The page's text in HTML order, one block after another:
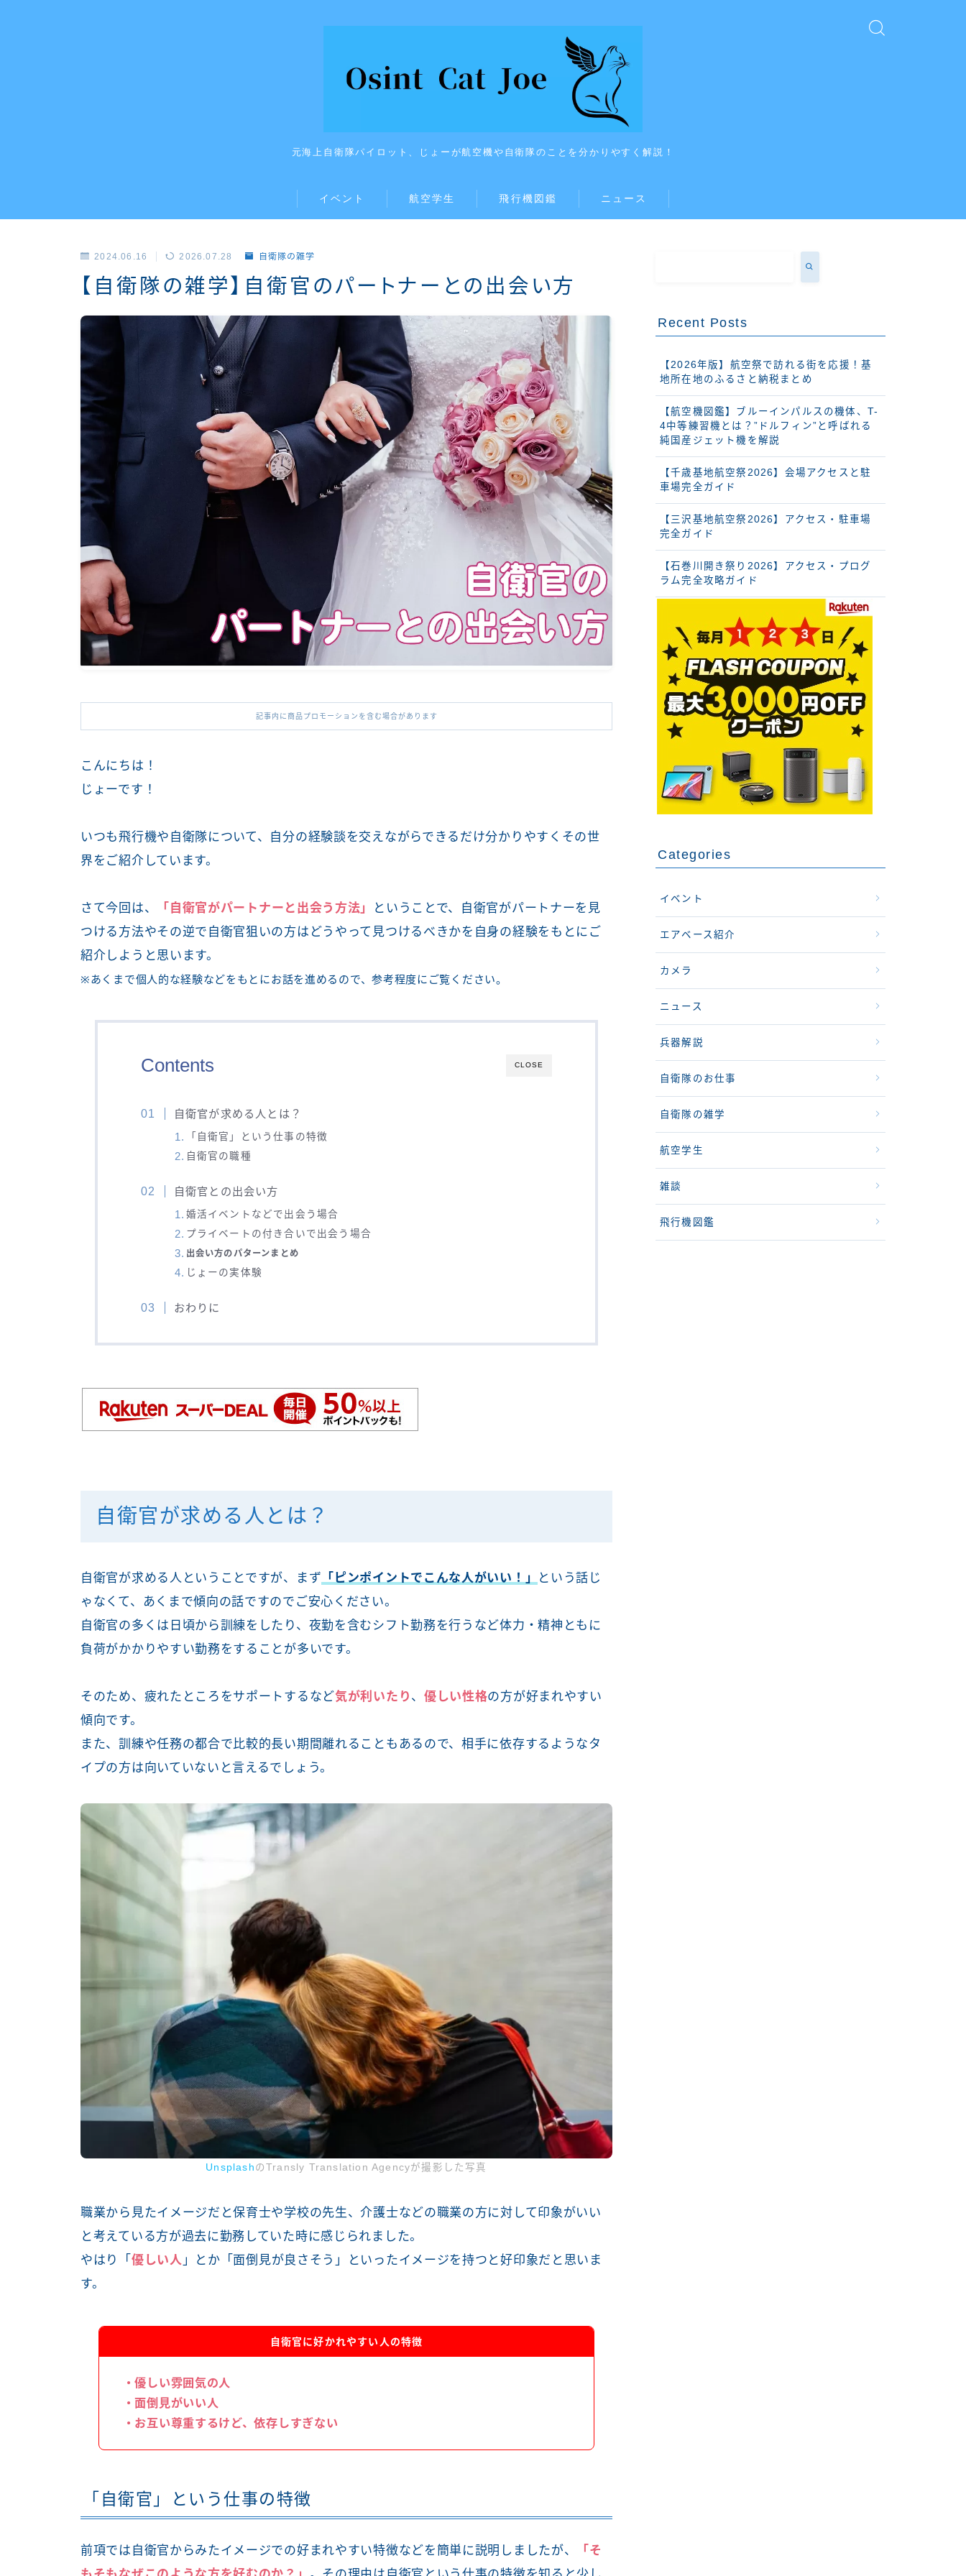
元海上自衛隊パイロット、じょーが航空機や自衛隊のことを分かりやすく解説！
イベント 航空学生 飛行機図鑑 ニュース
2024.06.16 2026.07.28 自衛隊の雑学
【自衛隊の雑学】自衛官のパートナーとの出会い方
記事内に商品プロモーションを含む場合があります
こんにちは！
じょーです！
いつも飛行機や自衛隊について、自分の経験談を交えながらできるだけ分かりやすくその世
界をご紹介しています。
さて今回は、 「自衛官がパートナーと出会う方法」
ということで、自衛官がパートナーを見
つける方法やその逆で自衛官狙いの方はどうやって見つけるべきかを自身の経験をもとにご
紹介しようと思います。
※あくまで個人的な経験などをもとにお話を進めるので、参考程度にご覧ください。
CLOSE
Contents
自衛官が求める人とは？
「自衛官」という仕事の特徴
自衛官の職種
自衛官との出会い方
婚活イベントなどで出会う場合
プライベートの付き合いで出会う場合
出会い方のパターンまとめ
じょーの実体験
おわりに
自衛官が求める人とは？
自衛官が求める人ということですが、まず 「ピンポイントでこんな人がいい！」
という話じ
ゃなくて、あくまで傾向の話ですのでご安心ください。
自衛官の多くは日頃から訓練をしたり、夜勤を含むシフト勤務を行うなど体力・精神ともに
負荷がかかりやすい勤務をすることが多いです。
そのため、疲れたところをサポートするなど気が利いたり 、 優しい性格の方が好まれやすい
傾向です。
また、訓練や任務の都合で比較的長い期間離れることもあるので、相手に依存するようなタ
イプの方は向いていないと言えるでしょう。
Unsplash のTransly Translation Agencyが撮影した写真
職業から見たイメージだと保育士や学校の先生、介護士などの職業の方に対して印象がいい
と考えている方が過去に勤務していた時に感じられました。
やはり「 優しい人 」とか「面倒見が良さそう」といったイメージを持つと好印象だと思いま
す。
自衛官に好かれやすい人の特徴
・優しい雰囲気の人
・面倒見がいい人
・お互い尊重するけど、依存しすぎない
「自衛官」という仕事の特徴
前項では自衛官からみたイメージでの好まれやすい特徴などを簡単に説明しましたが、 「 そ
Recent Posts
【2026年版】航空祭で訪れる街を応援！基
地所在地のふるさと納税まとめ
【航空機図鑑】ブルーインパルスの機体、T-
4中等練習機とは？”ドルフィン”と呼ばれる
純国産ジェット機を解説
【千歳基地航空祭2026】会場アクセスと駐
車場完全ガイド
【三沢基地航空祭2026】アクセス・駐車場
完全ガイド
【石巻川開き祭り2026】アクセス・プログ
ラム完全攻略ガイド
Categories
イベント
エアベース紹介
カメラ
ニュース
兵器解説
自衛隊のお仕事
自衛隊の雑学
航空学生
雑談
飛行機図鑑